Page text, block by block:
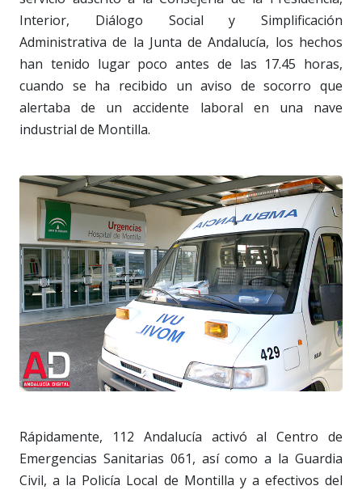
Interior, Diálogo Social y Simplificación
Administrativa de la Junta de Andalucía, los hechos
han tenido lugar poco antes de las 17.45 horas,
cuando se ha recibido un aviso de socorro que
alertaba de un accidente laboral en una nave
industrial de Montilla.
Rápidamente, 112 Andalucía activó al Centro de
Emergencias Sanitarias 061, así como a la Guardia
Civil, a la Policía Local de Montilla y a efectivos del